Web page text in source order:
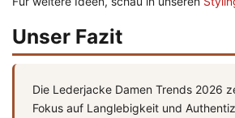
Unser Fazit
Die Lederjacke Damen Trends 2026
Fokus auf Langlebigkeit und